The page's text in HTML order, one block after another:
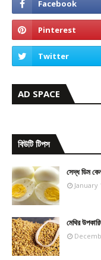
AD SPACE
বিউটি টিপস
সেদ্ধ ডিম
January
মেথির